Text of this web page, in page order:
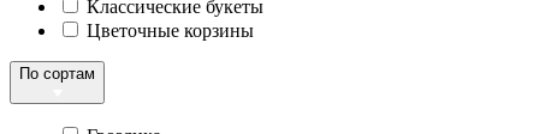
Классические букеты
Цветочные корзины
По сортам